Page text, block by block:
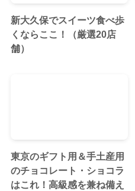
新大久保でスイーツ食べ歩
くならここ！（厳選20店
舗）
東京のギフト用＆手土産用
のチョコレート・ショコラ
はこれ！高級感を兼ね備え